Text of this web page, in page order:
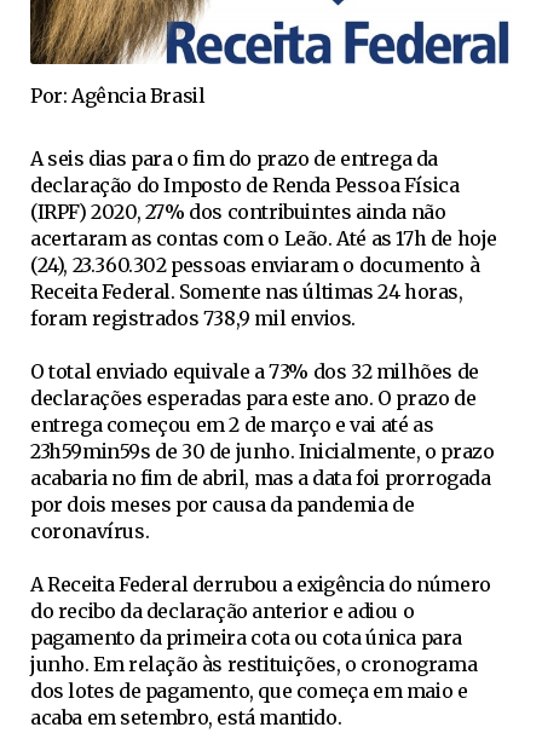
Por: Agência Brasil
A seis dias para o fim do prazo de entrega da
declaração do Imposto de Renda Pessoa Física
(IRPF) 2020, 27% dos contribuintes ainda não
acertaram as contas com o Leão. Até as 17h de hoje
(24), 23.360.302 pessoas enviaram o documento à
Receita Federal. Somente nas últimas 24 horas,
foram registrados 738,9 mil envios.
O total enviado equivale a 73% dos 32 milhões de
declarações esperadas para este ano. O prazo de
entrega começou em 2 de março e vai até as
23h59min59s de 30 de junho. Inicialmente, o prazo
acabaria no fim de abril, mas a data foi prorrogada
por dois meses por causa da pandemia de
coronavírus.
A Receita Federal derrubou a exigência do número
do recibo da declaração anterior e adiou o
pagamento da primeira cota ou cota única para
junho. Em relação às restituições, o cronograma
dos lotes de pagamento, que começa em maio e
acaba em setembro, está mantido.